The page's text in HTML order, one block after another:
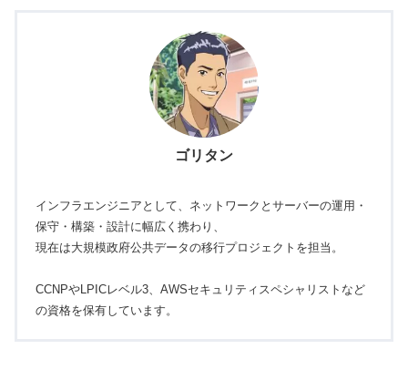
ゴリタン
インフラエンジニアとして、ネットワークとサーバーの運用・
保守・構築・設計に幅広く携わり、
現在は大規模政府公共データの移行プロジェクトを担当。
CCNPやLPICレベル3、AWSセキュリティスペシャリストなど
の資格を保有しています。